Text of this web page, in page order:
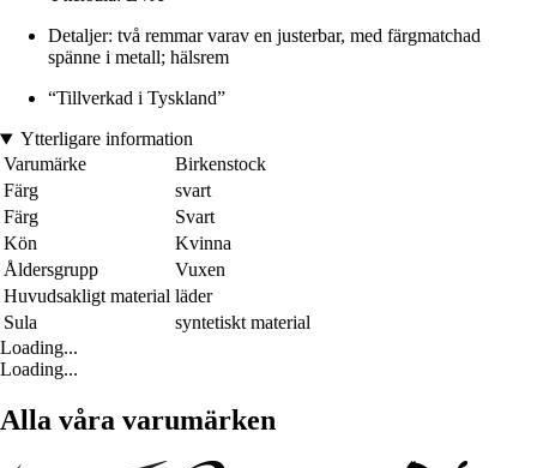
Detaljer: två remmar varav en justerbar, med färgmatchad
spänne i metall; hälsrem
“Tillverkad i Tyskland”
Ytterligare information
Varumärke
Birkenstock
Färg
svart
Färg
Svart
Kön
Kvinna
Åldersgrupp
Vuxen
Huvudsakligt material läder
Sula
syntetiskt material
Loading...
Loading...
Alla våra varumärken